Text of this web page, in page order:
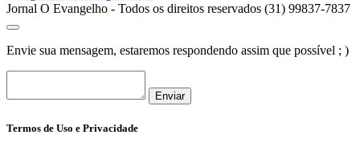
Jornal O Evangelho - Todos os direitos reservados (31) 99837-7837
Envie sua mensagem, estaremos respondendo assim que possível ; )
Enviar
Termos de Uso e Privacidade